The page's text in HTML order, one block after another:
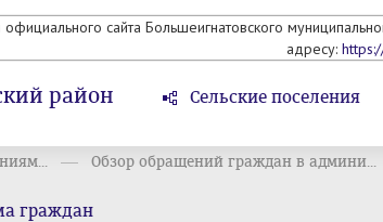
сайта Большеигнатовского
адресу:
район Сельские поселения
Обзор обращений граждан в админи...
граждан